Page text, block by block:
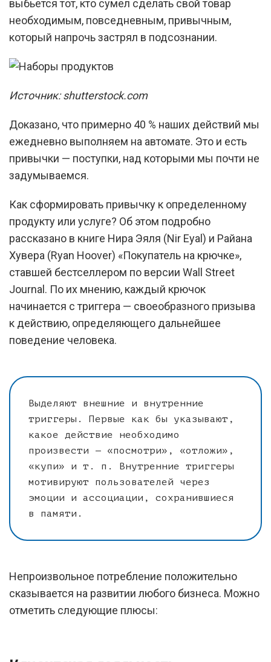
выбьется тот, кто сумел сделать свой товар
необходимым, повседневным, привычным,
который напрочь застрял в подсознании.
Источник: shutterstock.com
Доказано, что примерно 40 % наших действий мы
ежедневно выполняем на автомате. Это и есть
привычки — поступки, над которыми мы почти не
задумываемся.
Как сформировать привычку к определенному
продукту или услуге? Об этом подробно
рассказано в книге Нира Эяля (Nir Eyal) и Райана
Хувера (Ryan Hoover) «Покупатель на крючке»,
ставшей бестселлером по версии Wall Street
Journal. По их мнению, каждый крючок
начинается с триггера — своеобразного призыва
к действию, определяющего дальнейшее
поведение человека.
Выделяют внешние и внутренние
триггеры. Первые как бы указывают,
какое действие необходимо
произвести — «посмотри», «отложи»,
«купи» и т. п. Внутренние триггеры
мотивируют пользователей через
эмоции и ассоциации, сохранившиеся
в памяти.
Непроизвольное потребление положительно
сказывается на развитии любого бизнеса. Можно
отметить следующие плюсы: